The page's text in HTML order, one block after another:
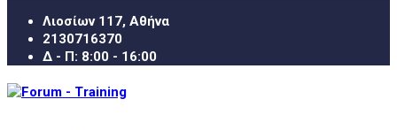
Λιοσίων 117, Αθήνα
2130716370
Δ - Π: 8:00 - 16:00